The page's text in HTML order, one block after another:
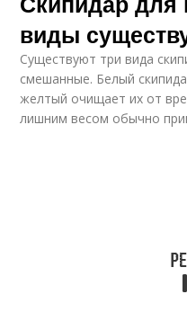
виды
Существуют три вида
смешанные. Белый
желтый очищает их от
лишним весом обычно